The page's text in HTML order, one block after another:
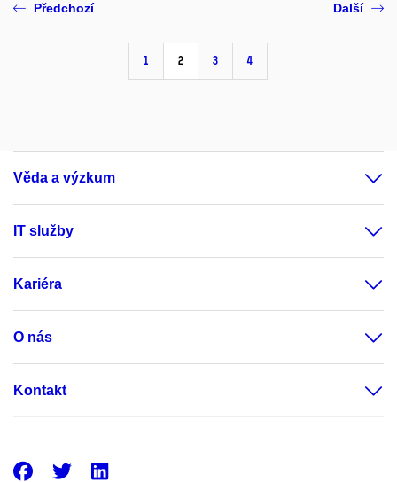
Předchozí
1 2 3 4
Další
Věda a výzkum
IT služby
Kariéra
O nás
Kontakt
Facebook
Twitter